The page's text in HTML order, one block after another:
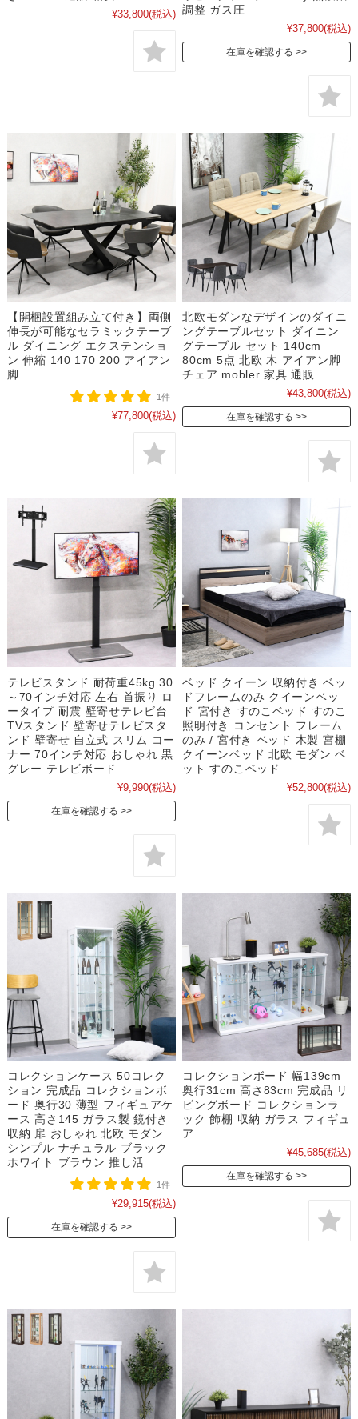
¥33,800(税込) 調整 ガス圧
¥37,800(税込)
在庫を確認する
【開梱設置組み立て付き】両側
伸長が可能なセラミックテーブ
ル ダイニング エクステンショ
ン 伸縮 140 170 200 アイアン
脚
1件
¥77,800(税込)
北欧モダンなデザインのダイニ
ングテーブルセット ダイニン
グテーブル セット 140cm
80cm 5点 北欧 木 アイアン脚
チェア mobler 家具 通販
¥43,800(税込)
在庫を確認する
テレビスタンド 耐荷重45kg 30
～70インチ対応 左右 首振り ロ
ータイプ 耐震 壁寄せテレビ台
TVスタンド 壁寄せテレビスタ
ンド 壁寄せ 自立式 スリム コー
ナー 70インチ対応 おしゃれ 黒
グレー テレビボード
¥9,990(税込)
在庫を確認する
ベッド クイーン 収納付き ベッ
ドフレームのみ クイーンベッ
ド 宮付き すのこベッド すのこ
照明付き コンセント フレーム
のみ / 宮付き ベッド 木製 宮棚
クイーンベッド 北欧 モダン ベ
ット すのこベッド
¥52,800(税込)
コレクションケース 50コレク
ション 完成品 コレクションボ
ード 奥行30 薄型 フィギュアケ
ース 高さ145 ガラス製 鏡付き
収納 扉 おしゃれ 北欧 モダン
シンプル ナチュラル ブラック
ホワイト ブラウン 推し活
1件
¥29,915(税込)
在庫を確認する
コレクションボード 幅139cm
奥行31cm 高さ83cm 完成品 リ
ビングボード コレクションラ
ック 飾棚 収納 ガラス フィギュ
ア
¥45,685(税込)
在庫を確認する